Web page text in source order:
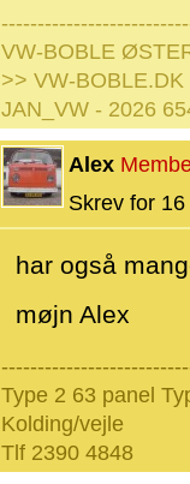
VW-BOBLE
>> VW-
JAN_VW - 2026
Alex
Skrev for
har også
møjn Alex
Type 2 63 panel
Kolding/vejle
Tlf 2390 4848